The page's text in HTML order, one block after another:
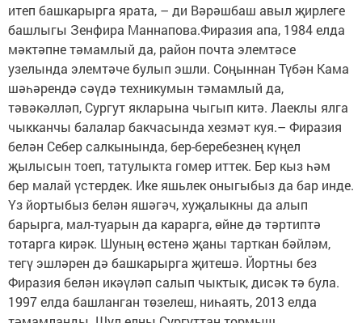
итеп башкарырга ярата, – ди Вәрәшбаш авыл җирлеге
башлыгы Зенфира Маннапова.Фиразия апа, 1984 елда
мәктәпне тәмамлый да, район почта элемтәсе
узелында элемтәче булып эшли. Соңыннан Түбән Кама
шәһәрендә сәүдә техникумын тәмамлый да,
тәвәкәлләп, Сургут якларына чыгып китә. Лаеклы ялга
чыкканчы балалар бакчасында хезмәт куя.– Фиразия
белән Себер салкынында, бер-беребезнең күңел
җылысын тоеп, татулыкта гомер иттек. Бер кыз һәм
бер малай үстердек. Ике яшьлек оныгыбыз да бар инде.
Үз йортыбыз белән яшәгәч, хуҗалыкны да алып
барырга, мал-туарын да карарга, өйне дә тәртиптә
тотарга кирәк. Шуның өстенә җаны тарткан бәйләм,
тегү эшләрен дә башкарырга җитешә. Йортны без
Фиразия белән икәүләп салып чыктык, дисәк тә була.
1997 елда башланган төзелеш, ниһаять, 2013 елда